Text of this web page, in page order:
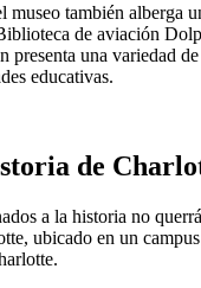
museo también alberga
de aviación
presenta una variedad
educativas.
de
a la historia no
ubicado en un